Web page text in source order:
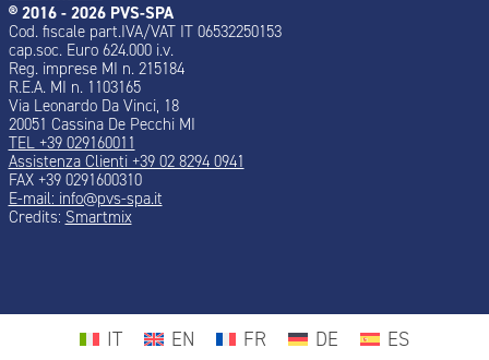
® 2016 - 2026 PVS-SPA
Cod. fiscale part.IVA/VAT IT 06532250153
cap.soc. Euro 624.000 i.v.
Reg. imprese MI n. 215184
R.E.A. MI n. 1103165
Via Leonardo Da Vinci, 18
20051 Cassina De Pecchi MI
TEL +39 029160011
Assistenza Clienti +39 02 8294 0941
FAX +39 0291600310
E-mail: info@pvs-spa.it
Credits: Smartmix
IT EN FR DE ES